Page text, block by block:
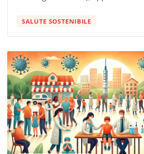
SALUTE SOSTENIBILE